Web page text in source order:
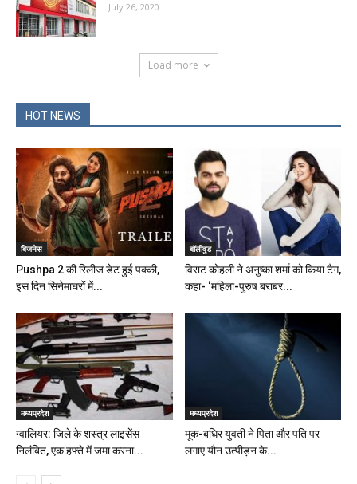
July 26, 2020
Load more
HOT NEWS
बिजनेस
Pushpa 2 की रिलीज डेट हुई पक्की,
इस दिन सिनेमाघरों में...
बॉलीवुड
विराट कोहली ने अनुष्‍का शर्मा को किया टैग,
कहा- ‘महिला-पुरुष बराबर...
मध्यप्रदेश
ग्वालियर: जिले के शस्त्र लाइसेंस
निलंबित, एक हफ्ते में जमा करना...
मध्यप्रदेश
मूक-बधिर युवती ने पिता और पति पर
लगाए यौन उत्पीड़न के...